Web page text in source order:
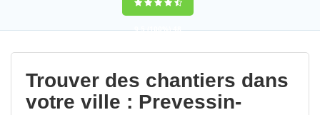
9,5(100%)48
votes
Trouver des chantiers dans
votre ville : Prevessin-